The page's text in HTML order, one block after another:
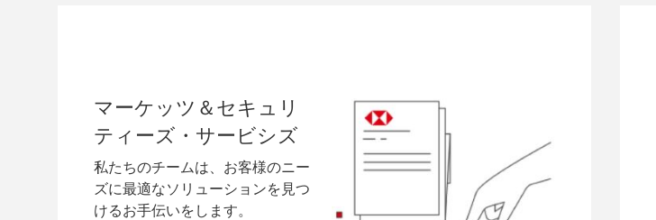
マーケッツ＆セキュリ
ティーズ・サービシズ
私たちのチームは、お客様のニー
ズに最適なソリューションを見つ
けるお手伝いをします。